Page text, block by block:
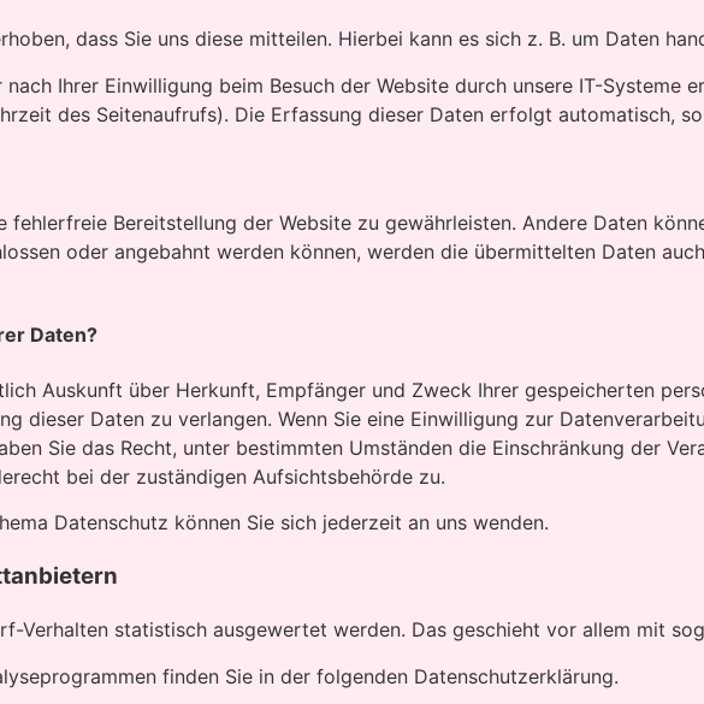
dass Sie uns diese mitteilen. Hierbei kann es sich z. B. um Daten
Ihrer Einwilligung beim Besuch der Website durch unsere IT-Systeme
des Seitenaufrufs). Die Erfassung dieser Daten erfolgt automatisch,
fehlerfreie Bereitstellung der Website zu gewährleisten. Andere Daten
oder angebahnt werden können, werden die übermittelten Daten
Daten?
Auskunft über Herkunft, Empfänger und Zweck Ihrer gespeicherten
dieser Daten zu verlangen. Wenn Sie eine Einwilligung zur
Sie das Recht, unter bestimmten Umständen die Einschränkung der
bei der zuständigen Aufsichtsbehörde zu.
Datenschutz können Sie sich jederzeit an uns wenden.
Verhalten statistisch ausgewertet werden. Das geschieht vor allem mit
finden Sie in der folgenden Datenschutzerklärung.